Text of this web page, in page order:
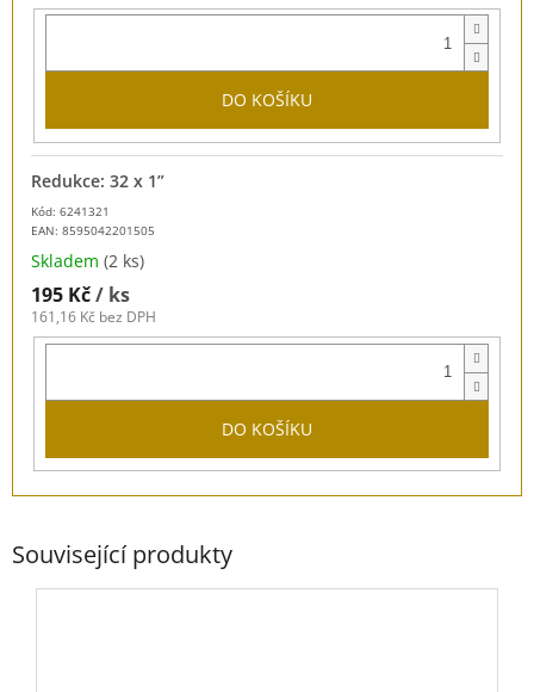
DO KOŠÍKU
Kód: 6241321
EAN: 8595042201505
Redukce: 32 x 1”
Skladem (2 ks)
195 Kč/ ks
161,16 Kč bez DPH
DO KOŠÍKU
Související produkty